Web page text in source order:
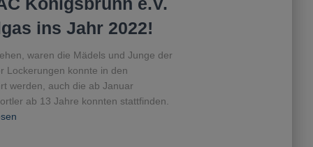
ins Jahr 2022!
waren die Mädels und Junge der
Lockerungen konnte in den
werden, auch die ab Januar
ab 13 Jahre konnten stattfinden.